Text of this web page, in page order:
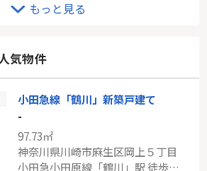
-
94.81㎡
神奈川県横浜市港南区日限山３丁目
もっと見る
気物件
小田急線「鶴川」新築戸建て
-
97.73㎡
神奈川県川崎市麻生区岡上５丁目
小田急小田原線「鶴川」駅 徒歩14分